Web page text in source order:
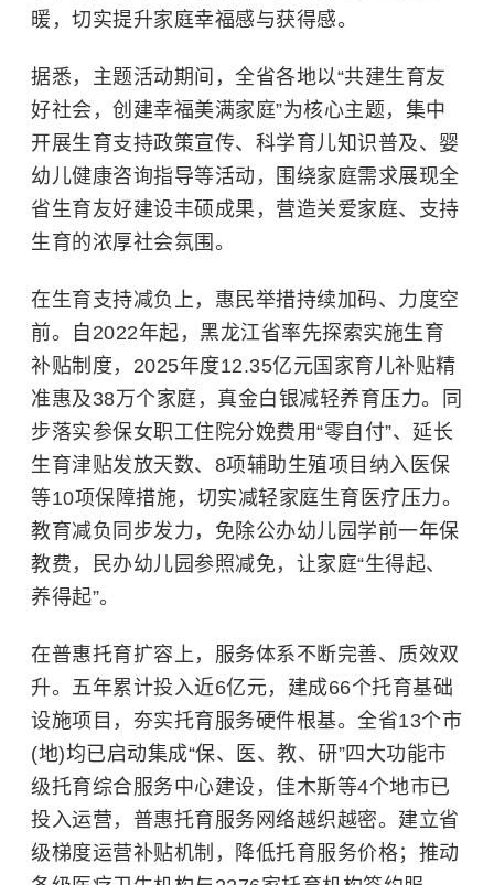
暖，切实提升家庭幸福感与获得感。
据悉，主题活动期间，全省各地以“共建生育友
好社会，创建幸福美满家庭”为核心主题，集中
开展生育支持政策宣传、科学育儿知识普及、婴
幼儿健康咨询指导等活动，围绕家庭需求展现全
省生育友好建设丰硕成果，营造关爱家庭、支持
生育的浓厚社会氛围。
在生育支持减负上，惠民举措持续加码、力度空
前。自2022年起，黑龙江省率先探索实施生育
补贴制度，2025年度12.35亿元国家育儿补贴精
准惠及38万个家庭，真金白银减轻养育压力。同
步落实参保女职工住院分娩费用“零自付”、延长
生育津贴发放天数、8项辅助生殖项目纳入医保
等10项保障措施，切实减轻家庭生育医疗压力。
教育减负同步发力，免除公办幼儿园学前一年保
教费，民办幼儿园参照减免，让家庭“生得起、
养得起”。
在普惠托育扩容上，服务体系不断完善、质效双
升。五年累计投入近6亿元，建成66个托育基础
设施项目，夯实托育服务硬件根基。全省13个市
(地)均已启动集成“保、医、教、研”四大功能市
级托育综合服务中心建设，佳木斯等4个地市已
投入运营，普惠托育服务网络越织越密。建立省
级梯度运营补贴机制，降低托育服务价格；推动